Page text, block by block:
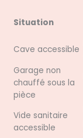
Situation
Cave accessible
Garage non
chauffé sous la
pièce
Vide sanitaire
accessible